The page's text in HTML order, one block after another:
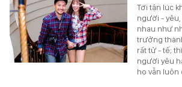
Tới tận lúc
người -
nhau như
trưởng
rất tử - tế;
người yêu
họ vẫn luôn